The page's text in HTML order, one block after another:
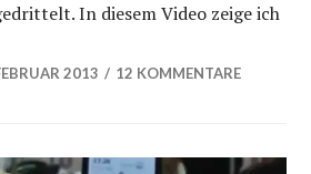
In diesem Video zeige ich
in kleineren Schritten –
2013 12 KOMMENTARE